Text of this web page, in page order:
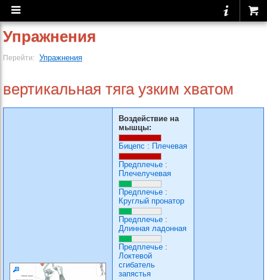
Упражнения
Перейти: Упражнения
вертикальная тяга узким хватом
Воздействие на
мышцы:
Бицепс : Плечевая
Предплечье :
Плечелучевая
Предплечье :
Круглый пронатор
Предплечье :
Длинная ладонная
Предплечье :
Локтевой
сгибатель
запястья